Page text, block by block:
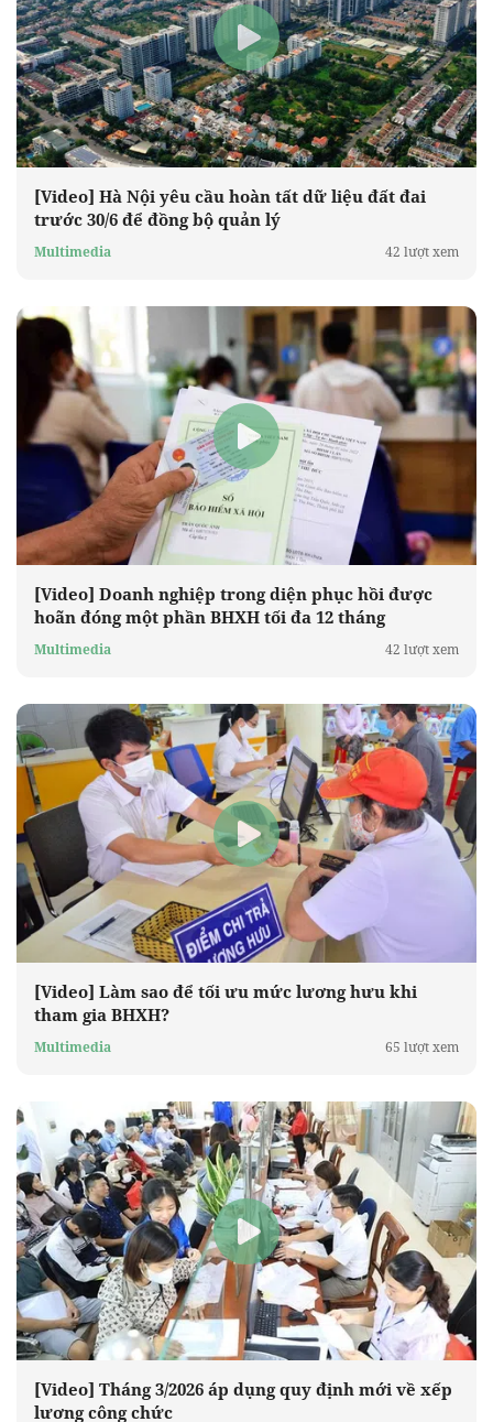
[Video] Hà Nội yêu cầu hoàn tất dữ liệu đất đai
trước 30/6 để đồng bộ quản lý
Multimedia 42 lượt xem
[Video] Doanh nghiệp trong diện phục hồi được
hoãn đóng một phần BHXH tối đa 12 tháng
Multimedia 42 lượt xem
[Video] Làm sao để tối ưu mức lương hưu khi
tham gia BHXH?
Multimedia 65 lượt xem
[Video] Tháng 3/2026 áp dụng quy định mới về xếp
lương công chức